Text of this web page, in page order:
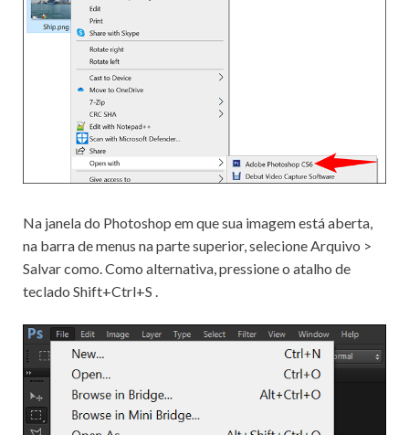
Na janela do Photoshop em que sua imagem está aberta,
na barra de menus na parte superior, selecione Arquivo >
Salvar como.Como alternativa, pressione o atalho de
teclado Shift+Ctrl+S .